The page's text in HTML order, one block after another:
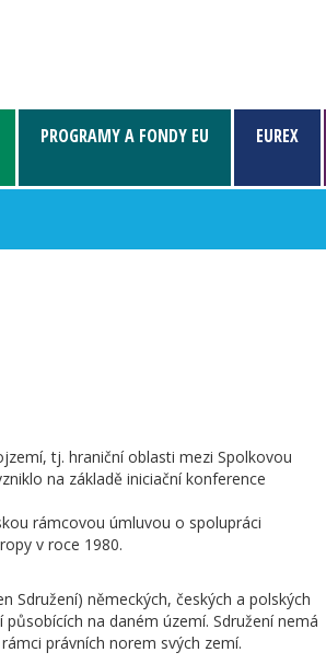
PROGRAMY A FONDY EU EUREX
tj. hraniční oblasti mezi Spolkovou
na základě iniciační konference
rámcovou úmluvou o spolupráci
v roce 1980.
Sdružení) německých, českých a polských
na daném území. Sdružení nemá
právních norem svých zemí.